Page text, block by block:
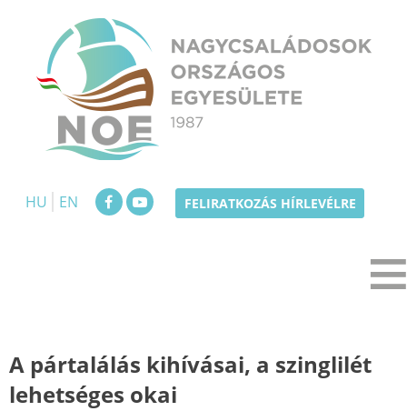
content
HU
EN FELIRATKOZÁS HÍRLEVÉLRE
A pártalálás kihívásai, a szinglilét
lehetséges okai